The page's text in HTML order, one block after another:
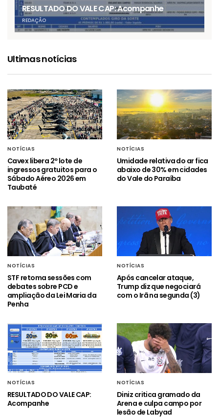
RESULTADO DO VALE CAP: Acompanhe
REDAÇÃO
Ultimas notícias
NOTÍCIAS
Cavex libera 2º lote de
ingressos gratuitos para o
Sábado Aéreo 2026 em
Taubaté
NOTÍCIAS
Umidade relativa do ar fica
abaixo de 30% em cidades
do Vale do Paraíba
NOTÍCIAS
STF retoma sessões com
debates sobre PCD e
ampliação da Lei Maria da
Penha
NOTÍCIAS
Após cancelar ataque,
Trump diz que negociará
com o Irã na segunda (3)
NOTÍCIAS
RESULTADO DO VALE CAP:
Acompanhe
NOTÍCIAS
Diniz critica gramado da
Arena e culpa campo por
lesão de Labyad